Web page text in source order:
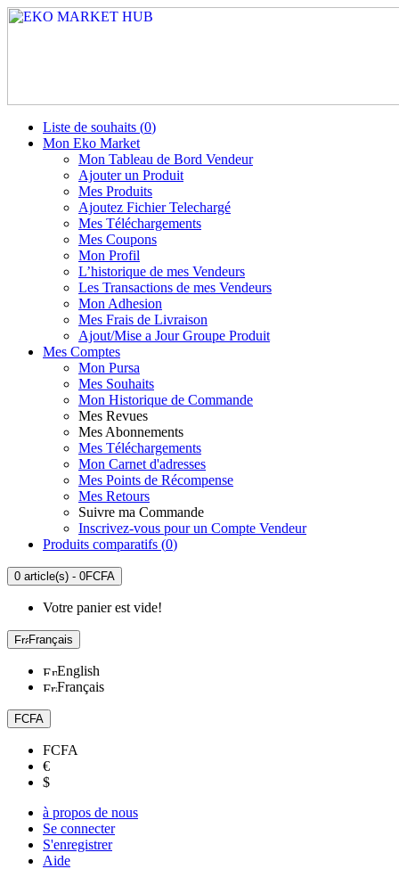
Liste de souhaits (0)
Mon Eko Market
Mon Tableau de Bord Vendeur
Ajouter un Produit
Mes Produits
Ajoutez Fichier Telechargé
Mes Téléchargements
Mes Coupons
Mon Profil
L’historique de mes Vendeurs
Les Transactions de mes Vendeurs
Mon Adhesion
Mes Frais de Livraison
Ajout/Mise a Jour Groupe Produit
Mes Comptes
Mon Pursa
Mes Souhaits
Mon Historique de Commande
Mes Revues
Mes Abonnements
Mes Téléchargements
Mon Carnet d'adresses
Mes Points de Récompense
Mes Retours
Suivre ma Commande
Inscrivez-vous pour un Compte Vendeur
Produits comparatifs (0)
0 article(s) - 0FCFA
Votre panier est vide!
Français
English
Français
FCFA
FCFA
€
$
à propos de nous
Se connecter
S'enregistrer
Aide